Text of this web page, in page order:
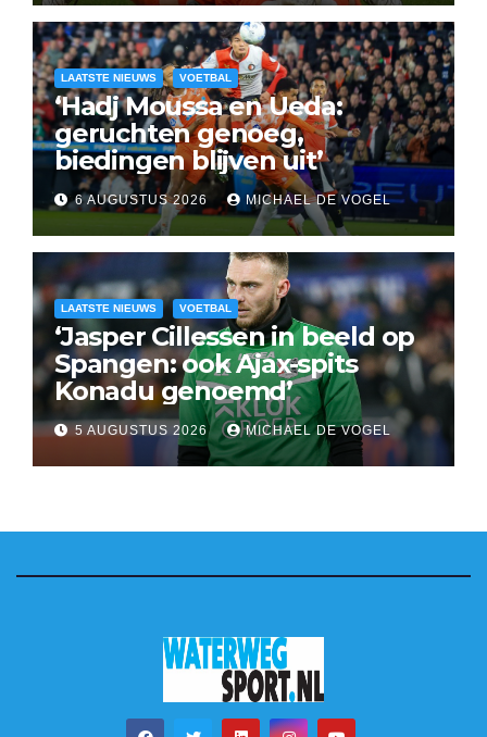
LAATSTE NIEUWS VOETBAL
‘Hadj Moussa en Ueda:
geruchten genoeg,
biedingen blijven uit’
6 AUGUSTUS 2026 MICHAEL DE VOGEL
LAATSTE NIEUWS VOETBAL
‘Jasper Cillessen in beeld op
Spangen: ook Ajax-spits
Konadu genoemd’
5 AUGUSTUS 2026 MICHAEL DE VOGEL